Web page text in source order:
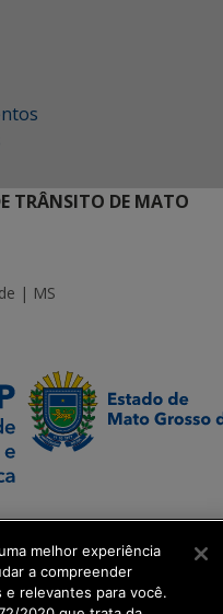
TRÂNSITO DE MATO
| MS
melhor experiência
a compreender
e relevantes para você.